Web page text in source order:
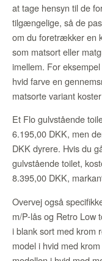
at tage hensyn til de
tilgængelige, så de
om du foretrækker en
som matsort eller
imellem. For
hvid farve en
matsorte variant
Et Flo gulvstående
6.195,00 DKK, men
DKK dyrere. Hvis du
gulvstående toilet,
8.395,00 DKK,
Overvej også
m/P-lås og Retro Low
i blank sort med krom
model i hvid med